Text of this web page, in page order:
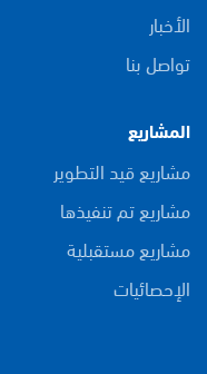
الأخبار
تواصل بنا
المشاريع
مشاريع قيد التطوير
مشاريع تم تنفيذها
مشاريع مستقبلية
الإحصائيات